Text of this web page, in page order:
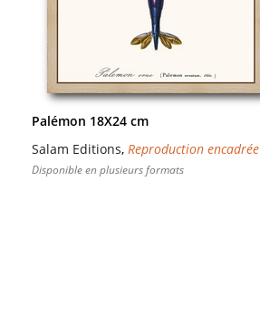
Palémon 18X24 cm
Salam Editions,Reproduction encadrée
Disponible en plusieurs formats